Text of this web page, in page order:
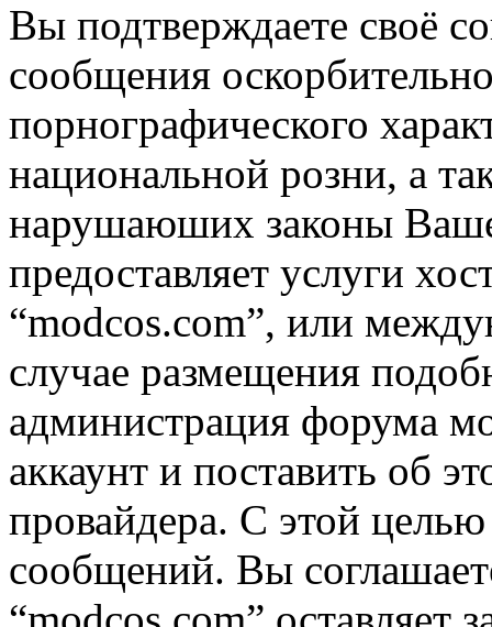
Вы подтверждаете своё
сообщения
порнографического
национальной розни, а
нарушаюших законы
предоставляет услуги
“modcos.com”, или
случае размещения
администрация форума
аккаунт и поставить об
провайдера. С этой
сообщений. Вы